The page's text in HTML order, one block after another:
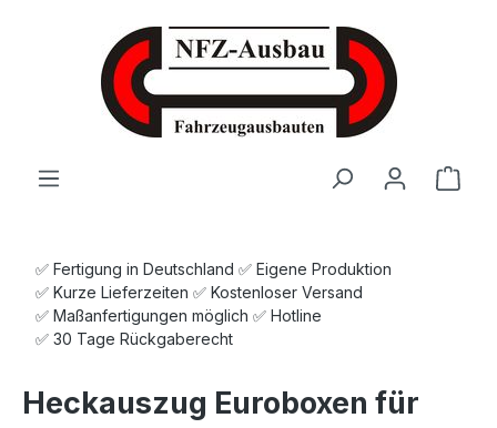
Zum Hauptinhalt springen
✅ Fertigung in Deutschland ✅ Eigene Produktion
✅ Kurze Lieferzeiten ✅ Kostenloser Versand
✅ Maßanfertigungen möglich ✅ Hotline
✅ 30 Tage Rückgaberecht
Heckauszug Euroboxen für